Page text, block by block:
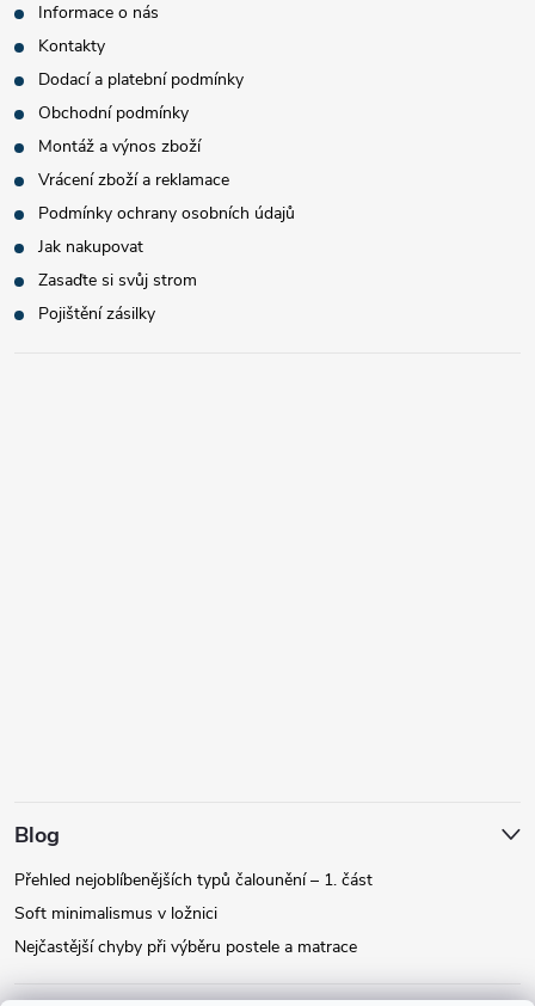
Informace o nás
Kontakty
Dodací a platební podmínky
Obchodní podmínky
Montáž a výnos zboží
Vrácení zboží a reklamace
Podmínky ochrany osobních údajů
Jak nakupovat
Zasaďte si svůj strom
Pojištění zásilky
Blog
Přehled nejoblíbenějších typů čalounění – 1. část
Soft minimalismus v ložnici
Nejčastější chyby při výběru postele a matrace